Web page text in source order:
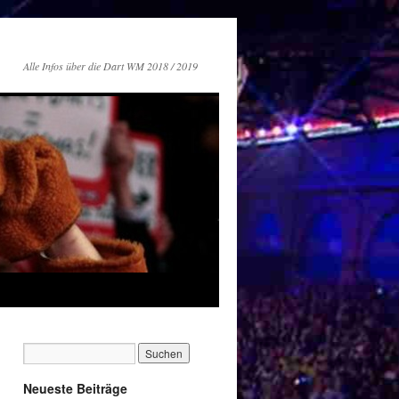
Alle Infos über die Dart WM 2018 / 2019
Neueste Beiträge